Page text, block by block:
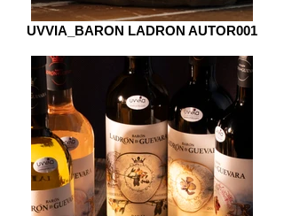
UVVIA_BARON LADRON AUTOR001